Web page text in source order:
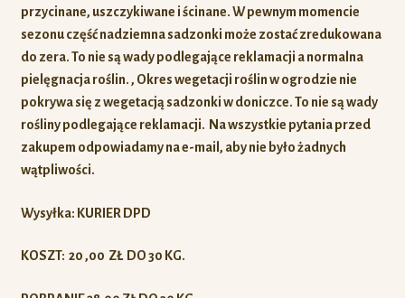
przycinane, uszczykiwane i ścinane. W pewnym momencie
sezonu część nadziemna sadzonki może zostać zredukowana
do zera. To nie są wady podlegające reklamacji a normalna
pielęgnacja roślin. , Okres wegetacji roślin w ogrodzie nie
pokrywa się z wegetacją sadzonki w doniczce. To nie są wady
rośliny podlegające reklamacji. Na wszystkie pytania przed
zakupem odpowiadamy na e-mail, aby nie było żadnych
wątpliwości.
Wysyłka: KURIER DPD
KOSZT: 20 ,00 ZŁ DO 30 KG.